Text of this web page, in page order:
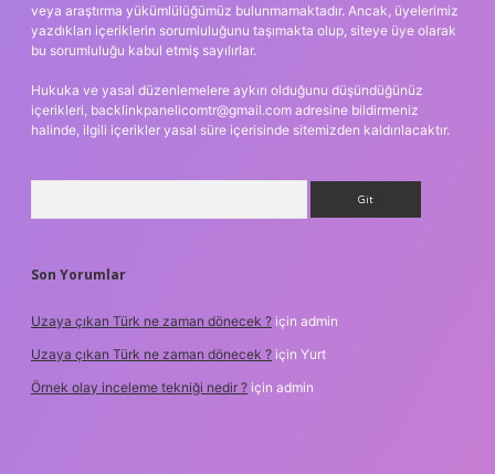
veya araştırma yükümlülüğümüz bulunmamaktadır. Ancak, üyelerimiz
yazdıkları içeriklerin sorumluluğunu taşımakta olup, siteye üye olarak
bu sorumluluğu kabul etmiş sayılırlar.
Hukuka ve yasal düzenlemelere aykırı olduğunu düşündüğünüz
içerikleri, backlinkpanelicomtr@gmail.com adresine bildirmeniz
halinde, ilgili içerikler yasal süre içerisinde sitemizden kaldırılacaktır.
Son Yorumlar
Uzaya çıkan Türk ne zaman dönecek ? için admin
Uzaya çıkan Türk ne zaman dönecek ? için Yurt
Örnek olay inceleme tekniği nedir ? için admin